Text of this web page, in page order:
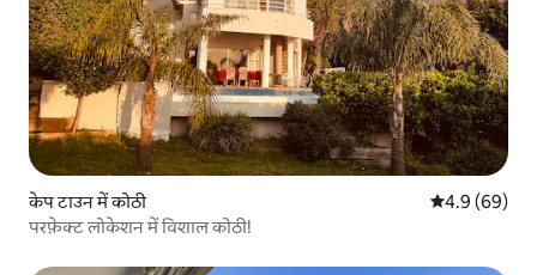
केप टाउन में कोठी औसत रेटिंग 5 में
4.9 (69)
परफ़ेक्ट लोकेशन में विशाल कोठी!